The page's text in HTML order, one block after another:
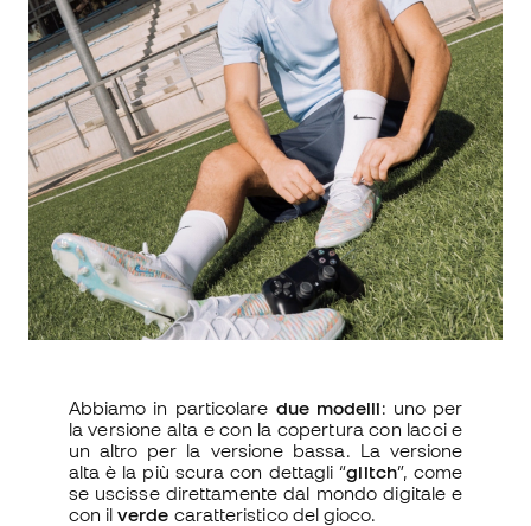
Abbiamo in particolare due modelli: uno per
la versione alta e con la copertura con lacci e
un altro per la versione bassa. La versione
alta è la più scura con dettagli “glitch”, come
se uscisse direttamente dal mondo digitale e
con ilverde caratteristico del gioco.